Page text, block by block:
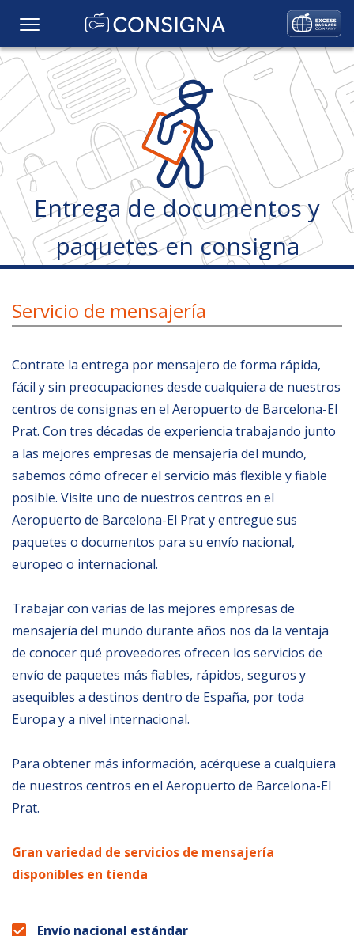
Home
Precios
Consigna
Nuestros servicios
Ubicación
English
Entrega de documentos y
paquetes en consigna
Servicio de mensajería
Contrate la entrega por mensajero de forma rápida,
fácil y sin preocupaciones desde cualquiera de nuestros
centros de consignas en el Aeropuerto de Barcelona-El
Prat. Con tres décadas de experiencia trabajando junto
a las mejores empresas de mensajería del mundo,
sabemos cómo ofrecer el servicio más flexible y fiable
posible. Visite uno de nuestros centros en el
Aeropuerto de Barcelona-El Prat y entregue sus
paquetes o documentos para su envío nacional,
europeo o internacional.
Trabajar con varias de las mejores empresas de
mensajería del mundo durante años nos da la ventaja
de conocer qué proveedores ofrecen los servicios de
envío de paquetes más fiables, rápidos, seguros y
asequibles a destinos dentro de España, por toda
Europa y a nivel internacional.
Para obtener más información, acérquese a cualquiera
de nuestros centros en el Aeropuerto de Barcelona-El
Prat.
Gran variedad de servicios de mensajería
disponibles en tienda
Envío nacional estándar